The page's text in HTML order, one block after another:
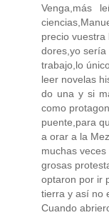
Venga,más
precio vuestra
dores,yo sería
trabajo,lo
leer novelas
do una y si
como
puente,para
a orar a la
muchas
grosas
optaron por ir
tierra y así no
Cuando